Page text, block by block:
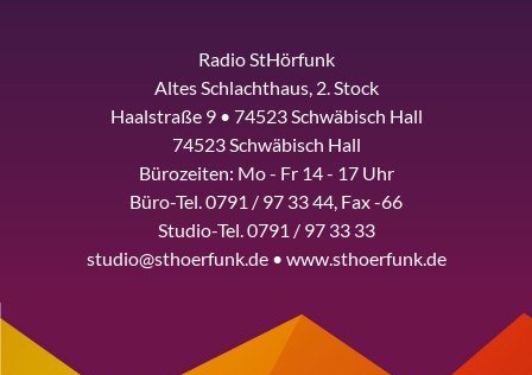
Radio StHörfunk
Altes Schlachthaus, 2. Stock
Haalstraße 9 • 74523 Schwäbisch Hall
74523 Schwäbisch Hall
Bürozeiten: Mo - Fr 14 - 17 Uhr
Büro-Tel. 0791 / 97 33 44, Fax -66
Studio-Tel. 0791 / 97 33 33
studio@sthoerfunk.de • www.sthoerfunk.de